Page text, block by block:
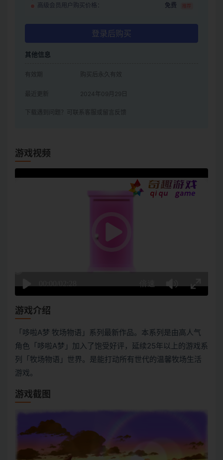
高级会员用户购买价格： 免费 推荐
登录后购买
其他信息
有效期 购买后永久有效
最近更新 2024年09月29日
下载遇到问题？可联系客服或留言反馈
游戏视频
游戏介绍
「哆啦A梦 牧场物语」系列最新作品。本系列是由高人气
角色「哆啦A梦」加入了饱受好评，延续25年以上的游戏系
列「牧场物语」世界。是能打动所有世代的温馨牧场生活
游戏。
游戏截图